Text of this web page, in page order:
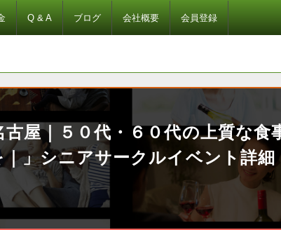
Q & A ブログ 会社概要 会員登録
屋｜５０代・６０代の上質な食
」シニアサークルイベント詳細